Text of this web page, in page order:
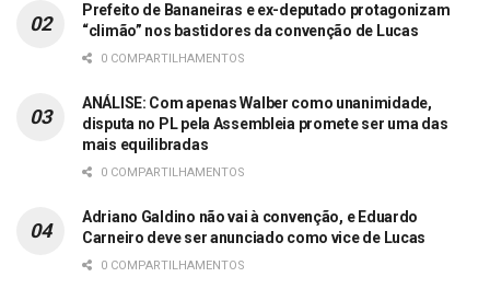
Prefeito de Bananeiras e ex-deputado protagonizam
“climão” nos bastidores da convenção de Lucas
0 COMPARTILHAMENTOS
ANÁLISE: Com apenas Walber como unanimidade,
disputa no PL pela Assembleia promete ser uma das
mais equilibradas
0 COMPARTILHAMENTOS
Adriano Galdino não vai à convenção, e Eduardo
Carneiro deve ser anunciado como vice de Lucas
0 COMPARTILHAMENTOS